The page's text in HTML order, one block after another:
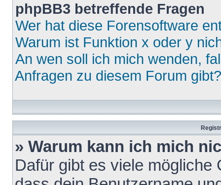
phpBB3 betreffende Fragen
Wer hat diese Forensoftware
Warum ist Funktion x oder y
An wen soll ich mich wenden,
Anfragen zu diesem Forum gibt?
» Warum kann ich mich
Dafür gibt es viele